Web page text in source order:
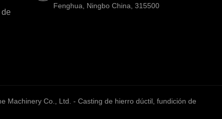
de
Fenghua, Ningbo China, 315500
Machinery Co., Ltd. - Casting de hierro dúctil, fundición de